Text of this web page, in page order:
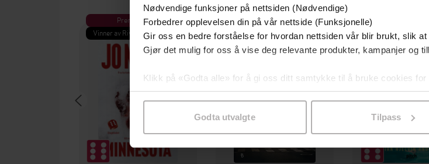
Nødvendige funksjoner på nettsiden (Nødvendige)
Forbedrer opplevelsen din på vår nettside (Funksjonelle)
Gir oss en bedre forståelse for hvordan nettsiden vår blir brukt, slik
Gjør det mulig for oss å vise deg relevante produkter, kampanjer og
Klikk på «Godta alle» for å gi oss ditt samtykke til å bruke cookies
samtykke til spesifikke formål ved å klikke på «Tilpass». Du kan
Godta utvalgte Tilpass
Premium
Vinner av Rivertonprisen
Premium
Første gang på tilbud
Premium